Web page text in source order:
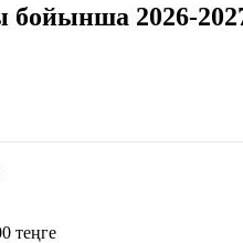
бойынша 2026-
теңге